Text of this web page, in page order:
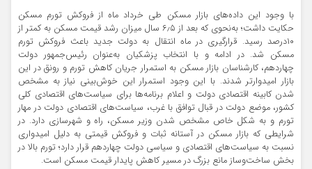
با وجود این داده‌‌های بازار مسکن طی خرداد ماه از فروکش تورم مسکن
حکایت داشت؛ به‌‌نحوی که بعد از ۶٫۵ سال میزان رشد قیمت مسکن به کمتر از
۱۰‌درصد رسید. قرارگیری در ماه انتقال به دولت جدید باعث فروکش تورم
مسکن شد. در ادامه و با انتخاب پزشکیان به‌‌عنوان رئیس‌‌جمهور دولت
چهاردهم، کارشناسان بازار مسکن به استمرار جریان کاهش تورم و رونق در این
بازار امیدوارتر شدند. با این وجود استمرار این خوش‌بینی نیاز به مشخص
شدن کابینه اقتصادی دولت و اعلام برنامه‌‌ها برای سیاست‌‌های اقتصادی کلی
کشور، موضع دولت در قبال توافق با غرب، سیاست‌‌های اقتصادی دولت در مهار
تورم و به شکل خاص مشخص شدن وزیر مسکن، راه و شهرسازی دارد. در
شرایطی که بازار مسکن در آستانه ثبات و فروکش قیمتی به دلیل امیدواری
نسبت به سیاست‌‌های اقتصادی و سیاسی دولت چهاردهم قرار دارد؛ تورم بالا در
بخش ساخت‌‌وساز مانع بزرگ در مسیر کاهش پایدار قیمت مسکن است.